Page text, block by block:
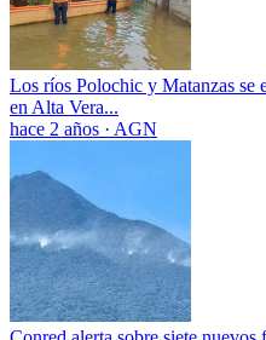
Los ríos Polochic y Matanzas se
en Alta Vera...
hace 2 años · AGN